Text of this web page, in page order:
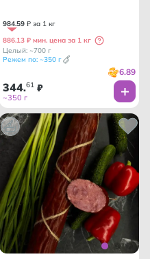
984.59 ₽ за 1 кг
886.13 ₽ мин. цена за 1 кг
Целый: ~700 г
Режем по: ~350 г
6.89
344.61 ₽
~350 г